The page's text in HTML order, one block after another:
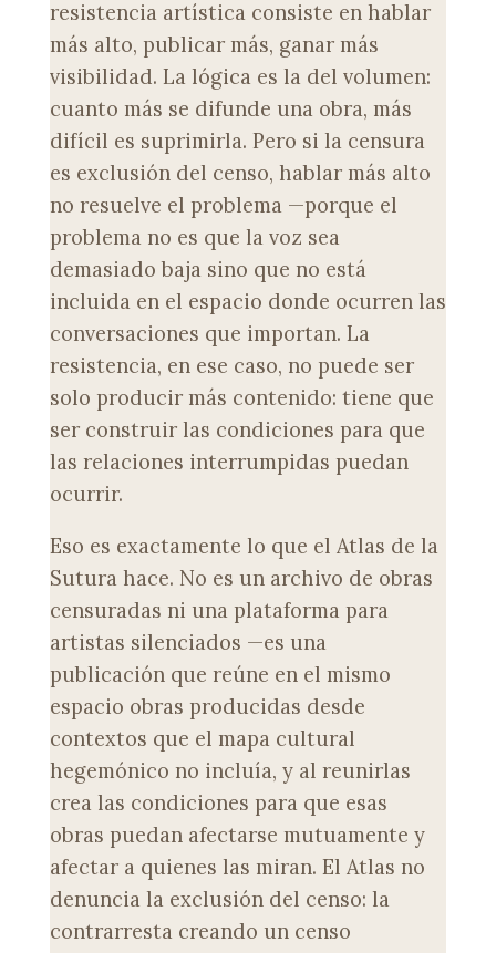
resistencia artística consiste en hablar
más alto, publicar más, ganar más
visibilidad. La lógica es la del volumen:
cuanto más se difunde una obra, más
difícil es suprimirla. Pero si la censura
es exclusión del censo, hablar más alto
no resuelve el problema —porque el
problema no es que la voz sea
demasiado baja sino que no está
incluida en el espacio donde ocurren las
conversaciones que importan. La
resistencia, en ese caso, no puede ser
solo producir más contenido: tiene que
ser construir las condiciones para que
las relaciones interrumpidas puedan
ocurrir.
Eso es exactamente lo que el Atlas de la
Sutura hace. No es un archivo de obras
censuradas ni una plataforma para
artistas silenciados —es una
publicación que reúne en el mismo
espacio obras producidas desde
contextos que el mapa cultural
hegemónico no incluía, y al reunirlas
crea las condiciones para que esas
obras puedan afectarse mutuamente y
afectar a quienes las miran. El Atlas no
denuncia la exclusión del censo: la
contrarresta creando un censo